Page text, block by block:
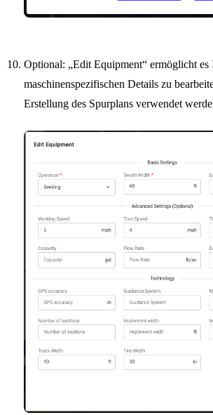
Optional: „Edit Equipment“ ermöglicht es
maschinenspezifischen Details zu
Erstellung des Spurplans verwendet